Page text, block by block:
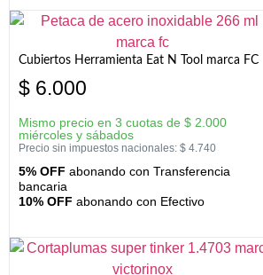
Cubiertos Herramienta Eat N Tool marca FC
$ 6.000
Mismo precio en 3 cuotas de $ 2.000
miércoles y sábados
Precio sin impuestos nacionales: $ 4.740
5% OFF abonando con Transferencia
bancaria
10% OFF abonando con Efectivo